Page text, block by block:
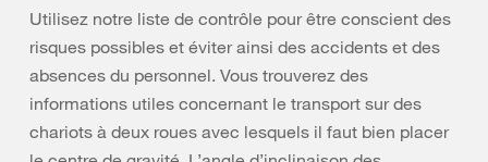
Utilisez notre liste de contrôle pour être conscient des
risques possibles et éviter ainsi des accidents et des
absences du personnel. Vous trouverez des
informations utiles concernant le transport sur des
chariots à deux roues avec lesquels il faut bien placer